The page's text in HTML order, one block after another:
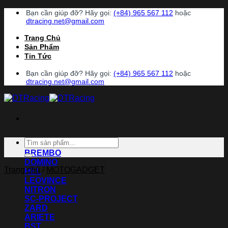
Chuyển
dung
Bạn cần giúp đỡ? Hãy gọi: (+84) 965 567 112 hoặc
dtracing.net@gmail.com
Trang Chủ
Sản Phẩm
Tin Tức
Bạn cần giúp đỡ? Hãy gọi: (+84) 965 567 112 hoặc
dtracing.net@gmail.com
ACCOSSATO
BREMBO
DOMINO
HEL
LEOVINCE
NITRON
SC-PROJECT
ZARD
ARIETE
BST
Tìm
kiếm:
Trang chủ / MOTOGADGET